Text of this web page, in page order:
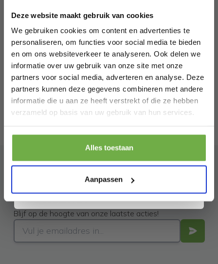
Deze website maakt gebruik van cookies
We gebruiken cookies om content en advertenties te
personaliseren, om functies voor social media te bieden
en om ons websiteverkeer te analyseren. Ook delen we
informatie over uw gebruik van onze site met onze
partners voor social media, adverteren en analyse. Deze
partners kunnen deze gegevens combineren met andere
informatie die u aan ze heeft verstrekt of die ze hebben
verzameld op basis van uw gebruik van hun services.
Alles toestaan
Aanpassen
RVS
Abonneer je op onze
nieuwsbrief
Blijf op de hoogte van onze laatste acties!
Bij 2dekansje.com profiteer je van
kortingen tot wel 70%.
Laat ons weten wanneer je jarig bent
Pak € 5,- korting
. Je kunt je op elk moment weer afmelden.